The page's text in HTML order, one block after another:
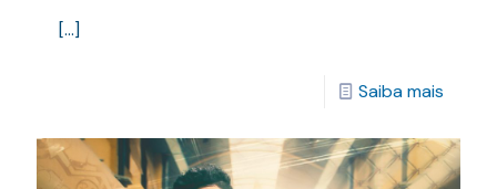
[…]
Saiba mais